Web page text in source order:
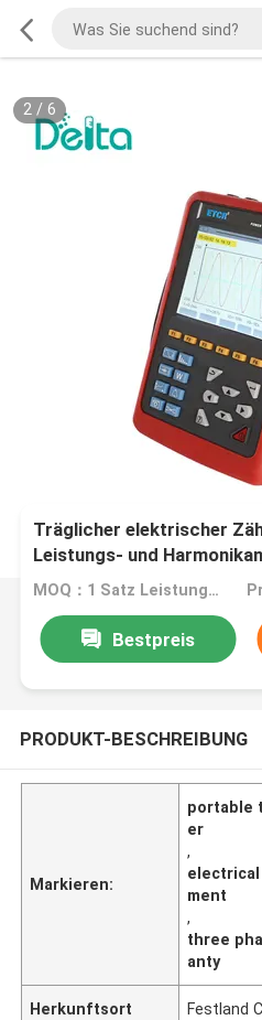
2/ 6
Träglicher elektrischer
Leistungs- und
MOQ：1 Satz Leistungs- und Harmonikanalysator
Bestpreis
PRODUKT-BESCHREIBUNG
Markieren:
portable
er
,
ment
,
three
anty
Herkunftsort Festland